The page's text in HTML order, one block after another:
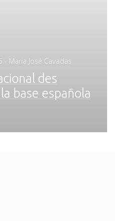
- Maria José Cavadas
des
base española